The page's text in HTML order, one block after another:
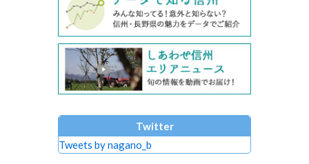
Twitter
Tweets by nagano_b